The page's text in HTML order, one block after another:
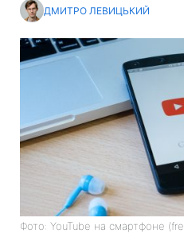
ДМИТРО ЛЕВИЦЬКИЙ
Фото: YouTube на смартфоне